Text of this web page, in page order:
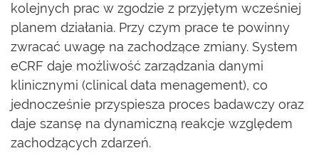
kolejnych prac w zgodzie z przyjętym wcześniej
planem działania. Przy czym prace te powinny
zwracać uwagę na zachodzące zmiany. System
eCRF daje możliwość zarządzania danymi
klinicznymi (clinical data menagement), co
jednocześnie przyspiesza proces badawczy oraz
daje szansę na dynamiczną reakcje względem
zachodzących zdarzeń.